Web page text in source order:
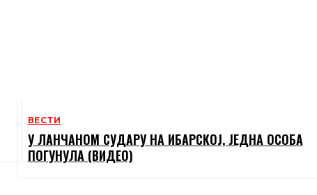
ВЕСТИ
У ЛАНЧАНОМ СУДАРУ НА ИБАРСКОЈ, ЈЕДНА ОСОБА
ПОГУНУЛА (ВИДЕО)